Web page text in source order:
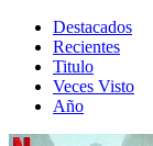
Destacados
Recientes
Titulo
Veces Visto
Año